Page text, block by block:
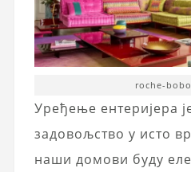
roche-
Уређење ентеријера
задовољство у исто
наши домови буду